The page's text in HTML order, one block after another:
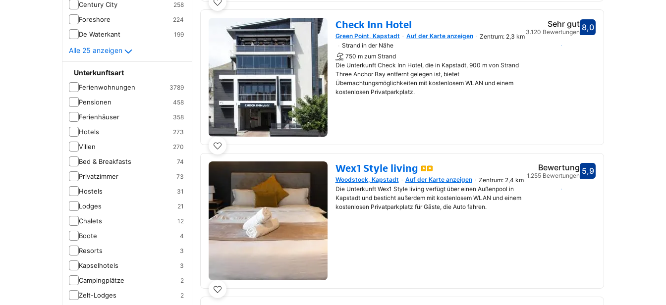
Century City 258
Foreshore 224
De Waterkant 199
Alle 25 anzeigen
Unterkunftsart
Ferienwohnungen 3789
Pensionen 458
Ferienhäuser 358
Hotels 273
Villen 270
Bed & Breakfasts 74
Privatzimmer 73
Hostels 31
Lodges 21
Chalets 12
Boote 4
Resorts 3
Kapselhotels 3
Campingplätze 2
Zelt-Lodges 2
Check Inn Hotel
Wird in neuem Fenster geöffnet
Green Point, Kapstadt Auf der Karte anzeigen
Zentrum: 2,3 km
Strand in der Nähe
750 m zum Strand
Die Unterkunft Check Inn Hotel, die in Kapstadt, 900 m von Strand
Three Anchor Bay entfernt gelegen ist, bietet
Übernachtungsmöglichkeiten mit kostenlosem WLAN und einem
kostenlosen Privatparkplatz.
Bewertet mit 8,0
8,0
Sehr gut
3.120 Bewertungen
Daten auswählen
Wex1 Style living
Wird in neuem Fenster geöffnet
Woodstock, Kapstadt Auf der Karte anzeigen
Zentrum: 2,4 km
Die Unterkunft Wex1 Style living verfügt über einen Außenpool in
Kapstadt und besticht außerdem mit kostenlosem WLAN und einem
kostenlosen Privatparkplatz für Gäste, die Auto fahren.
Bewertet mit 5,9
5,9
Bewertung
1.255 Bewertungen
Daten auswählen